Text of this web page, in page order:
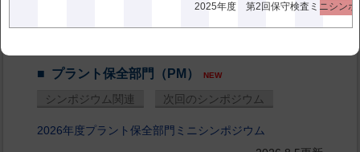
2025年度 第2回保守検査ミニシンポ
プラント保全部門（PM） NEW
シンポジウム関連 次回のシンポジウム
2026年度プラント保全部門ミニシンポジウム